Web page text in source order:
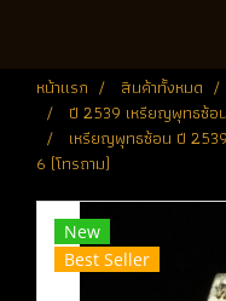
หน้าแรก สินค้าทั้งหมด
ปี 2539 เหรียญพุทธซ้อน
เหรียญพุทธซ้อน ปี
6 (โทรถาม)
New
Best Seller